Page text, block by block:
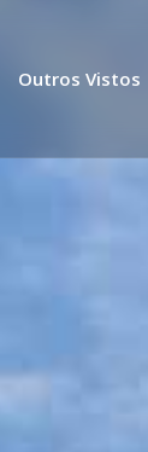
Outros Vistos